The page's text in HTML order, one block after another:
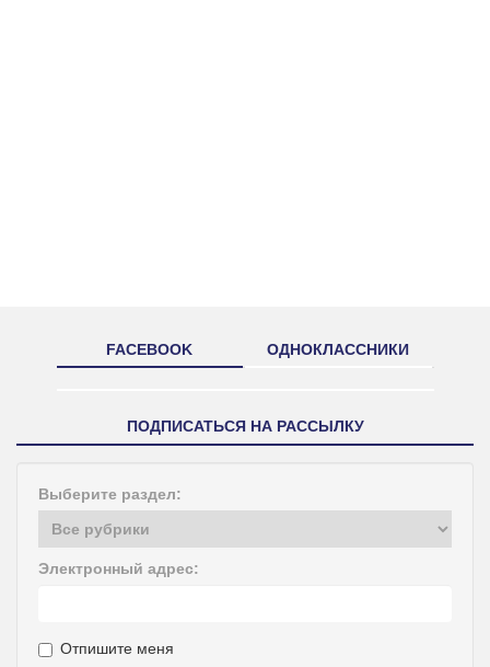
FACEBOOK ОДНОКЛАССНИКИ
ПОДПИСАТЬСЯ НА РАССЫЛКУ
Выберите раздел:
Электронный адрес:
Отпишите меня